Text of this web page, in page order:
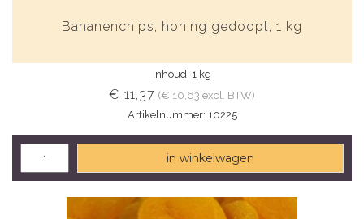
Bananenchips, honing gedoopt, 1 kg
Inhoud: 1 kg
€ 11,37 (€ 10,63 excl. BTW)
Artikelnummer: 10225
in winkelwagen